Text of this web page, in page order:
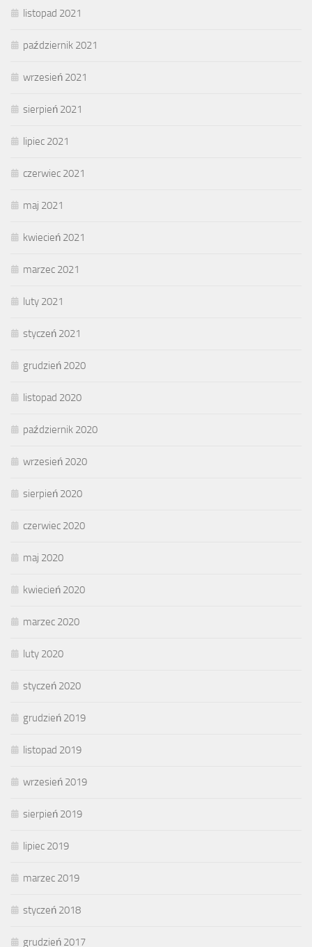
listopad 2021
październik 2021
wrzesień 2021
sierpień 2021
lipiec 2021
czerwiec 2021
maj 2021
kwiecień 2021
marzec 2021
luty 2021
styczeń 2021
grudzień 2020
listopad 2020
październik 2020
wrzesień 2020
sierpień 2020
czerwiec 2020
maj 2020
kwiecień 2020
marzec 2020
luty 2020
styczeń 2020
grudzień 2019
listopad 2019
wrzesień 2019
sierpień 2019
lipiec 2019
marzec 2019
styczeń 2018
grudzień 2017